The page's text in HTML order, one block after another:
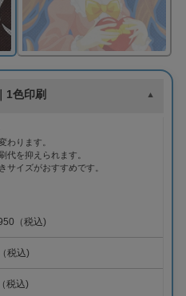
1色印刷
わります。
代を抑えられます。
サイズがおすすめです。
（税込)
税込)
税込)